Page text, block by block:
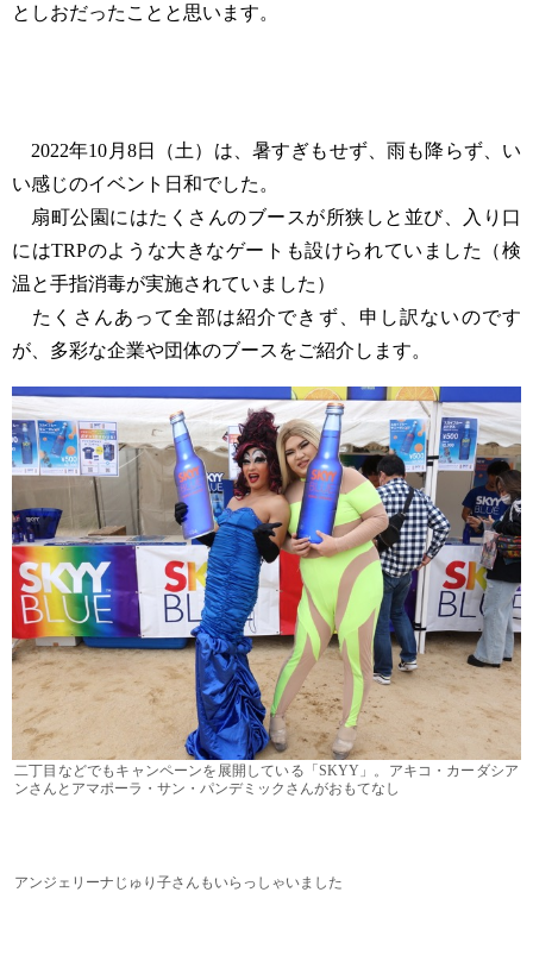
としおだったことと思います。
2022年10月8日（土）は、暑すぎもせず、雨も降らず、い
い感じのイベント日和でした。
扇町公園にはたくさんのブースが所狭しと並び、入り口
にはTRPのような大きなゲートも設けられていました（検
温と手指消毒が実施されていました）
たくさんあって全部は紹介できず、申し訳ないのです
が、多彩な企業や団体のブースをご紹介します。
二丁目などでもキャンペーンを展開している「SKYY」。アキコ・カーダシア
ンさんとアマポーラ・サン・パンデミックさんがおもてなし
アンジェリーナじゅり子さんもいらっしゃいました